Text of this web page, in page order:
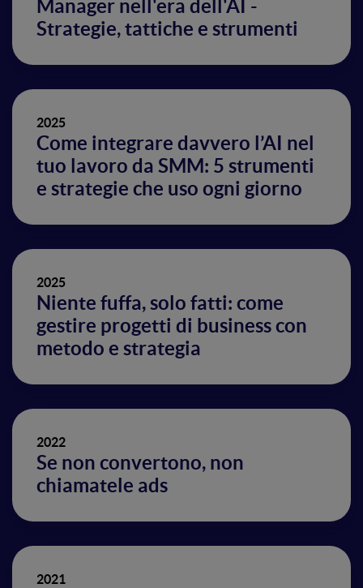
Manager nell'era dell'AI -
Strategie, tattiche e strumenti
2025
Come integrare davvero l’AI nel
tuo lavoro da SMM: 5 strumenti
e strategie che uso ogni giorno
2025
Niente fuffa, solo fatti: come
gestire progetti di business con
metodo e strategia
2022
Se non convertono, non
chiamatele ads
2021